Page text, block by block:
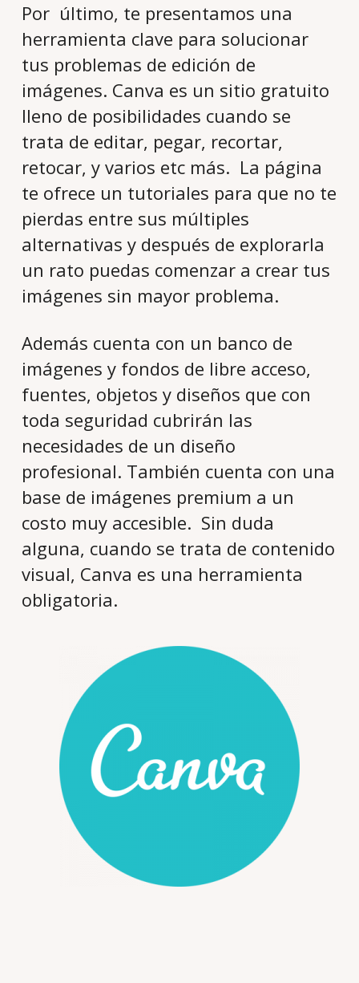
Por último, te presentamos una
herramienta clave para solucionar
tus problemas de edición de
imágenes. Canva es un sitio gratuito
lleno de posibilidades cuando se
trata de editar, pegar, recortar,
retocar, y varios etc más. La página
te ofrece un tutoriales para que no te
pierdas entre sus múltiples
alternativas y después de explorarla
un rato puedas comenzar a crear tus
imágenes sin mayor problema.
Además cuenta con un banco de
imágenes y fondos de libre acceso,
fuentes, objetos y diseños que con
toda seguridad cubrirán las
necesidades de un diseño
profesional. También cuenta con una
base de imágenes premium a un
costo muy accesible. Sin duda
alguna, cuando se trata de contenido
visual, Canva es una herramienta
obligatoria.